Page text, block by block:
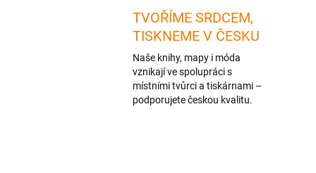
TVOŘÍME SRDCEM,
TISKNEME V ČESKU
Naše knihy, mapy i móda
vznikají ve spolupráci s
místními tvůrci a tiskárnami –
podporujete českou kvalitu.